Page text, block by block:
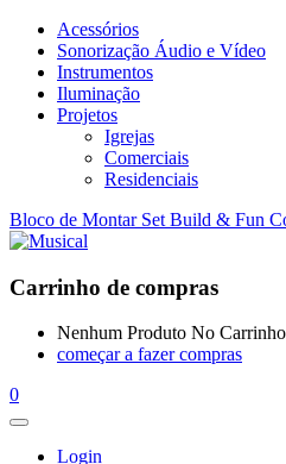
Acessórios
Sonorização Áudio e Vídeo
Instrumentos
Iluminação
Projetos
Igrejas
Comerciais
Residenciais
Bloco de Montar Set Build & Fun
Carrinho de compras
Nenhum Produto No Carrinho
começar a fazer compras
0
Login